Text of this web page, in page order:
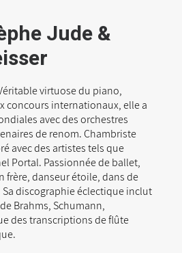
Jude &
virtuose du piano,
concours internationaux, elle a
avec des orchestres
de renom. Chambriste
avec des artistes tels que
Portal. Passionnée de ballet,
frère, danseur étoile, dans de
discographie éclectique inclut
Brahms, Schumann,
des transcriptions de flûte